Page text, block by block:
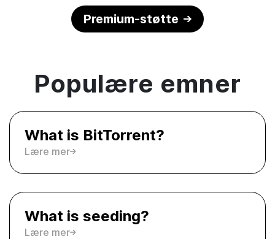
Premium-støtte
Populære emner
What is BitTorrent?
Lære mer
What is seeding?
Lære mer